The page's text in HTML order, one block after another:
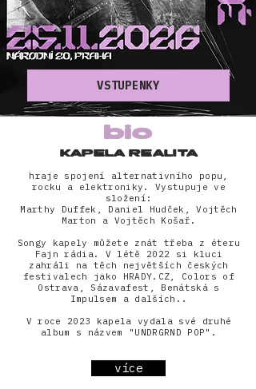
VSTUPENKY
bio
KAPELA REALITA
hraje spojení alternativního popu,
rocku a elektroniky. Vystupuje ve
složení:
Marthy Duffek, Daniel Hudček, Vojtěch
Marton a Vojtěch Košař.
Songy kapely můžete znát třeba z éteru
Fajn rádia. V létě 2022 si kluci
zahráli na těch největších českých
festivalech jako HRADY.CZ, Colors of
Ostrava, Sázavafest, Benátská s
Impulsem a dalších..
V roce 2023 kapela vydala své druhé
album s názvem "UNDRGRND POP".
více